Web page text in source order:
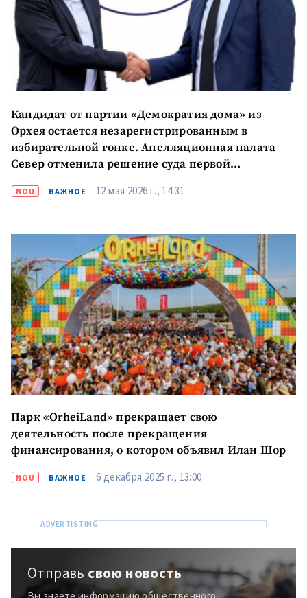
Кандидат от партии «Демократия дома» из
Орхея остается незарегистрированным в
избирательной гонке. Апелляционная палата
Север отменила решение суда первой
NOU ВАЖНОЕ 12 мая 2026 г., 14:31
Парк «OrheiLand» прекращает свою
деятельность после прекращения
финансирования, о котором объявил Илан Шор
NOU ВАЖНОЕ 6 декабря 2025 г., 13:00
Отправь свою новость
Вы знаете информацию общественного
МОЯ НОВОСТЬ
+ Добавить
Фотография
+ Загрузить
медиа